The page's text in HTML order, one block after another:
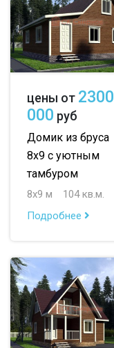
цены от 2300
000 руб
Домик из бруса
8х9 с уютным
тамбуром
8х9 м
104 кв.м.
Подробнее